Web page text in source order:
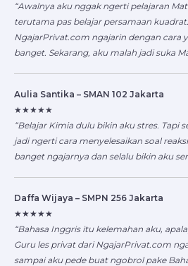
“Awalnya aku nggak ngerti pelajaran
terutama pas belajar persamaan
NgajarPrivat.com ngajarin dengan cara
banget. Sekarang, aku malah jadi suka
Aulia Santika – SMAN 102 Jakarta
★★★★★
“Belajar Kimia dulu bikin aku stres. Tapi
jadi ngerti cara menyelesaikan soal
banget ngajarnya dan selalu bikin aku
Daffa Wijaya – SMPN 256 Jakarta
★★★★★
“Bahasa Inggris itu kelemahan aku,
Guru les privat dari NgajarPrivat.com
sampai aku pede buat ngobrol pake